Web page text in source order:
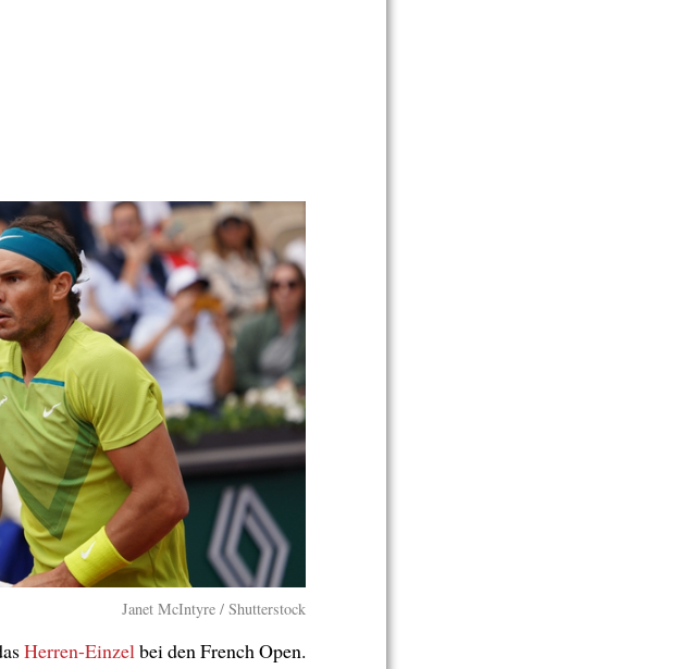
Janet McIntyre / Shutterstock
Herren-Einzelbei den French Open.